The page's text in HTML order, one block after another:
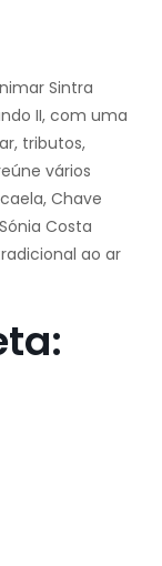
Sintra
II, com uma
tributos,
vários
Chave
Costa
ao ar